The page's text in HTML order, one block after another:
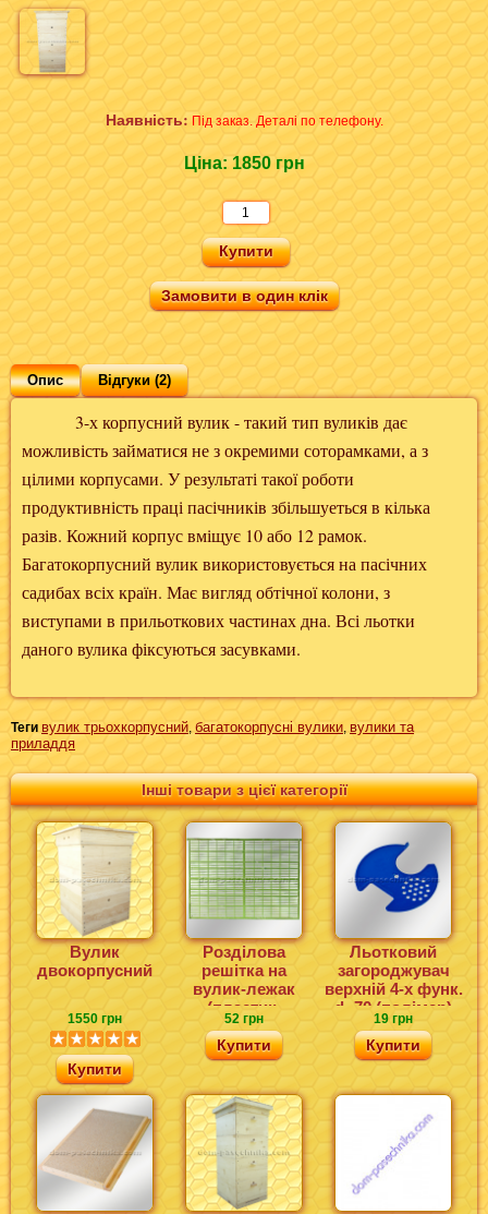
Наявність: Під заказ. Деталі по телефону.
Ціна:1850 грн
Замовити в один клік
Опис Відгуки (2)
3-х корпусний вулик - такий тип вуликів дає
можливість займатися не з окремими соторамками, а з
цілими корпусами. У результаті такої роботи
продуктивність праці пасічників збільшуеться в кілька
разів. Кожний корпус вміщує 10 або 12 рамок.
Багатокорпусний вулик використовується на пасічних
садибах всіх країн. Має вигляд обтічної колони, з
виступами в прильоткових частинах дна. Всі льотки
даного вулика фіксуються засувками.
Теги вулик трьохкорпусний, багатокорпусні вулики, вулики та
приладдя
Інші товари з цієї категорії
Вулик
двокорпусний
1550 грн
Купити
Розділова
решітка на
вулик-лежак
(пластик,
460х325)
52 грн
Купити
Льотковий
загороджувач
верхній 4-х функ.
d=70 (полімер)
19 грн
Купити